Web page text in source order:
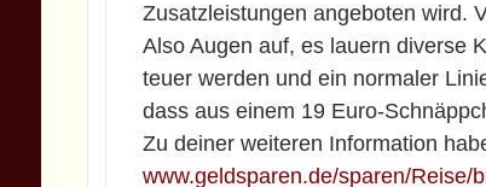
Zusatzleistungen angeboten wird.
Also Augen auf, es lauern diverse
teuer werden und ein normaler
dass aus einem 19 Euro-
Zu deiner weiteren Information
www.geldsparen.de/sparen/Reise/